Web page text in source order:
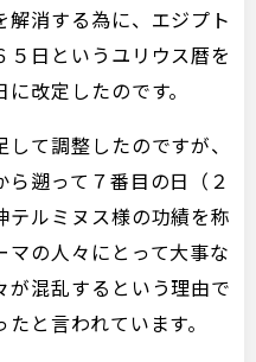
消する為に、エジプト
日というユリウス暦を
改定したのです。
て調整したのですが、
遡って７番目の日（２
ルミヌス様の功績を称
の人々にとって大事な
混乱するという理由で
と言われています。